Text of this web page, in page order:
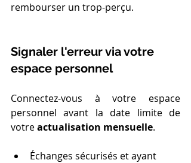
rembourser un trop-perçu.
Signaler l'erreur via votre
espace personnel
Connectez-vous à votre espace
personnel avant la date limite de
votre actualisation mensuelle.
Échanges sécurisés et ayant